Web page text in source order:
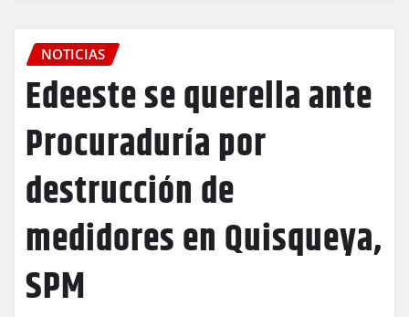
NOTICIAS
Edeeste se querella ante
Procuraduría por
destrucción de
medidores en Quisqueya,
SPM